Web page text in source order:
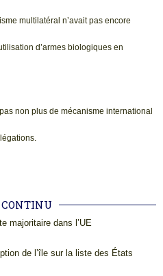
multilatéral n’avait pas encore
d’armes biologiques en
non plus de mécanisme international
majoritaire dans l’UE
de l’île sur la liste des États